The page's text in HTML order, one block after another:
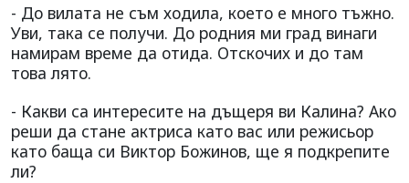
- До вилата не съм ходила, което е много тъжно.
Уви, така се получи. До родния ми град винаги
намирам време да отида. Отскочих и до там
това лято.
- Какви са интересите на дъщеря ви Калина? Ако
реши да стане актриса като вас или режисьор
като баща си Виктор Божинов, ще я подкрепите
ли?